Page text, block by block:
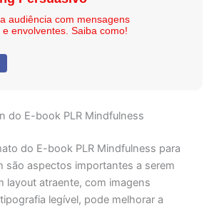
audiência com mensagens
envolventes. Saiba como!
do E-book PLR Mindfulness
do E-book PLR Mindfulness para
são aspectos importantes a serem
layout atraente, com imagens
legível, pode melhorar a